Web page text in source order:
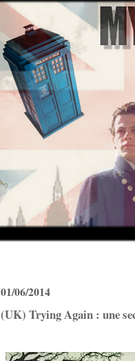
01/06/2014
(UK) Trying Again : une